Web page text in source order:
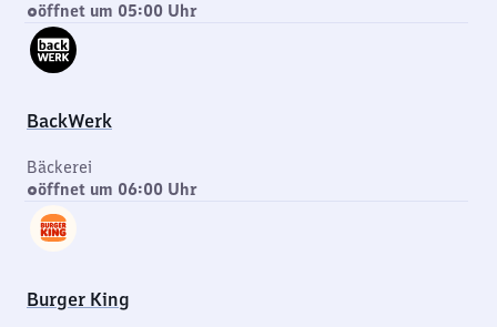
öffnet um 05:00 Uhr
BackWerk
Bäckerei
öffnet um 06:00 Uhr
Burger King